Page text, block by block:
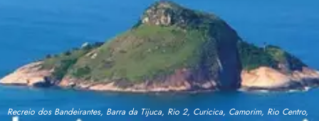
Recreio dos Bandeirantes, Barra da Tijuca, Rio 2, Curicica, Camorim, Rio Centro,